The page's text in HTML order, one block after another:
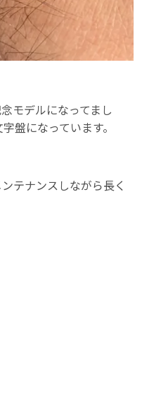
モデルになってまし
盤になっています。
テナンスしながら長く